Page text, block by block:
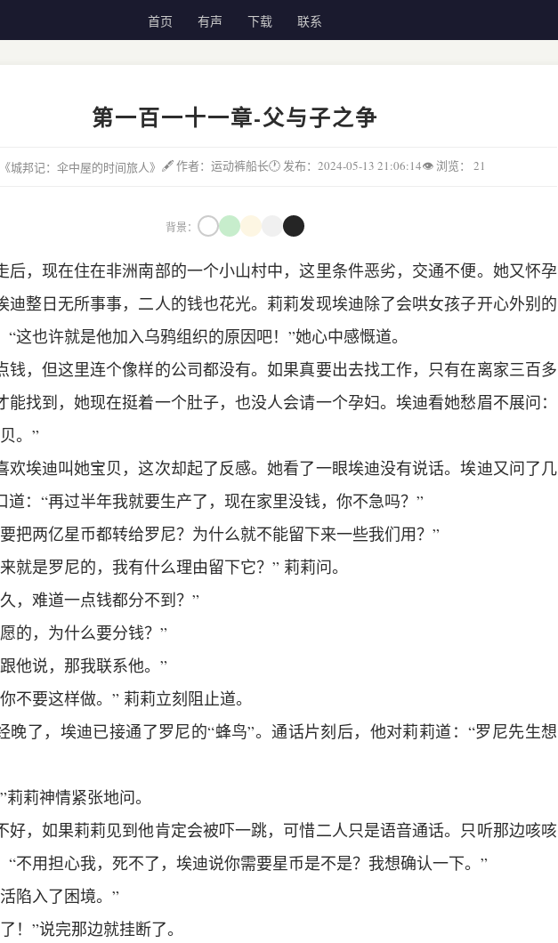
首页 有声 下载 联系
第一百一十一章-父与子之争
城邦记：伞中屋的时间旅人》 🖋 作者：运动裤船长🕐 发布：2024-05-13 21:06:14👁 浏览： 21
背景：
后，现在住在非洲南部的一个小山村中，这里条件恶劣，交通不便。她又怀孕
迪整日无所事事，二人的钱也花光。莉莉发现埃迪除了会哄女孩子开心外别的
“这也许就是他加入乌鸦组织的原因吧！”她心中感慨道。
钱，但这里连个像样的公司都没有。如果真要出去找工作，只有在离家三百多
能找到，她现在挺着一个肚子，也没人会请一个孕妇。埃迪看她愁眉不展问：
。”
欢埃迪叫她宝贝，这次却起了反感。她看了一眼埃迪没有说话。埃迪又问了几
道：“再过半年我就要生产了，现在家里没钱，你不急吗？”
把两亿星币都转给罗尼？为什么就不能留下来一些我们用？”
就是罗尼的，我有什么理由留下它？” 莉莉问。
，难道一点钱都分不到？”
的，为什么要分钱？”
他说，那我联系他。”
不要这样做。” 莉莉立刻阻止道。
晚了，埃迪已接通了罗尼的“蜂鸟”。通话片刻后，他对莉莉道：“罗尼先生想
莉神情紧张地问。
好，如果莉莉见到他肯定会被吓一跳，可惜二人只是语音通话。只听那边咳咳
“不用担心我，死不了，埃迪说你需要星币是不是？我想确认一下。”
陷入了困境。”
！”说完那边就挂断了。